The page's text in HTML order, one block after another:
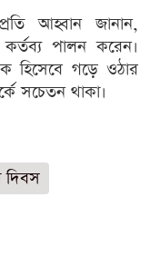
আহ্বান জানান,
পালন করেন।
হিসেবে গড়ে ওঠার
সচেতন থাকা।
দিবস